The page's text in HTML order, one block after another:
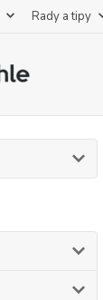
Rady a tipy